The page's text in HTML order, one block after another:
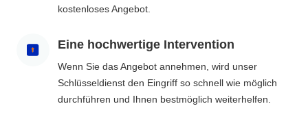
kostenloses Angebot.
Eine hochwertige Intervention
Wenn Sie das Angebot annehmen, wird unser
Schlüsseldienst den Eingriff so schnell wie möglich
durchführen und Ihnen bestmöglich weiterhelfen.